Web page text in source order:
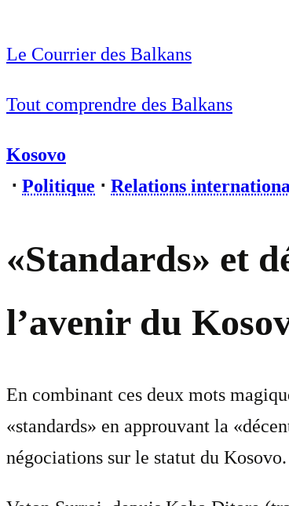
Le Courrier des Balkans
Tout comprendre des Balkans
Kosovo
⋅ Politique ⋅ Relations
«Standards» et
l’avenir du
En combinant ces deux mots
«standards» en approuvant la
négociations sur le statut du